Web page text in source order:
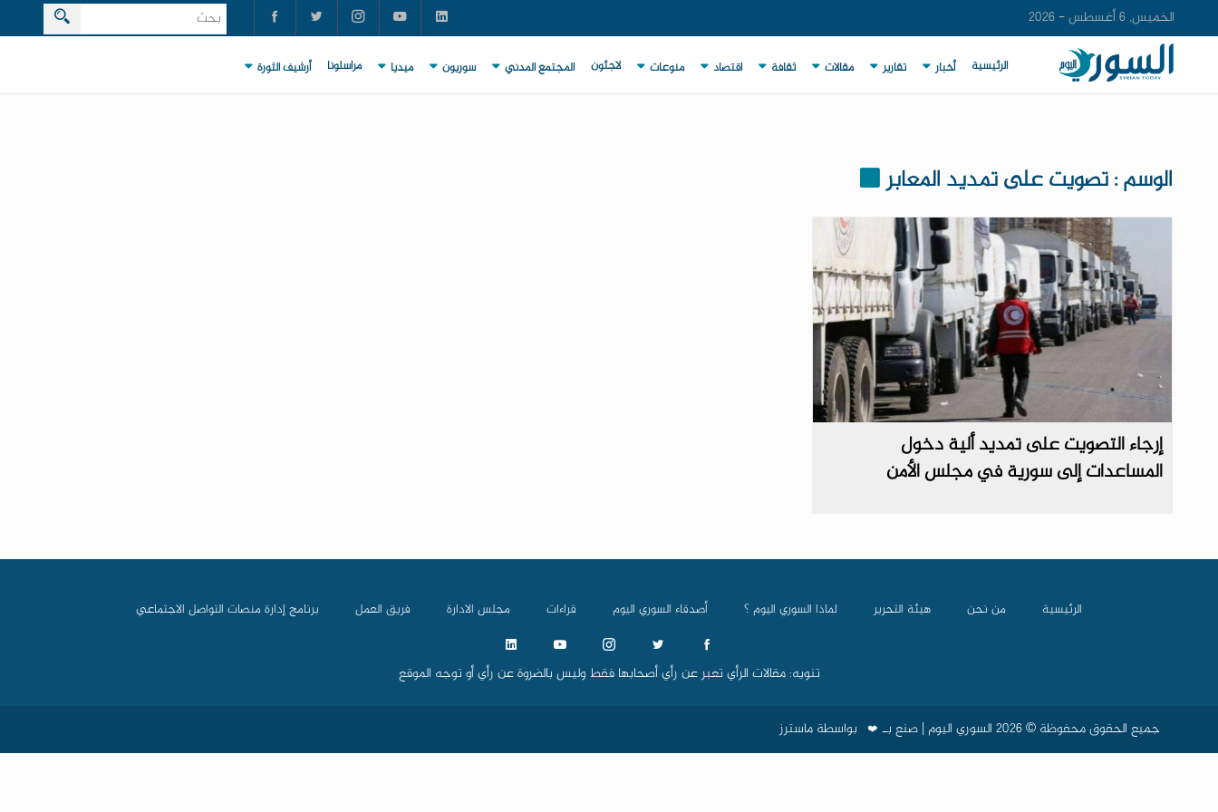
الخميس, 6 أغسطس - 2026
الرئيسية أخبار تقارير مقالات ثقافة اقتصاد منوعات لاجئون المجتمع المدني سوريون ميديا مراسلونا أرشيف الثورة
الوسم : تصويت على تمديد المعابر
إرجاء التصويت على تمديد ألية دخول
المساعدات إلى سورية في مجلس الأمن
الرئيسية من نحن هيئة التحرير لماذا السوري اليوم ؟ أصدقاء السوري اليوم قراءات مجلس الادارة فريق العمل برنامج إدارة منصات التواصل الاجتماعي
تنويه: مقالات الرأي تعبر عن رأي أصحابها فقط وليس بالضروة عن رأي أو توجه الموقع
جميع الحقوق محفوظة © 2026 السوري اليوم | صنع بـ ❤️ بواسطةماسترز